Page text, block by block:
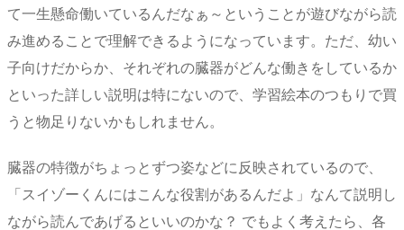
て一生懸命働いているんだなぁ～ということが遊びながら読
み進めることで理解できるようになっています。ただ、幼い
子向けだからか、それぞれの臓器がどんな働きをしているか
といった詳しい説明は特にないので、学習絵本のつもりで買
うと物足りないかもしれません。
臓器の特徴がちょっとずつ姿などに反映されているので、
「スイゾーくんにはこんな役割があるんだよ」なんて説明し
ながら読んであげるといいのかな？ でもよく考えたら、各